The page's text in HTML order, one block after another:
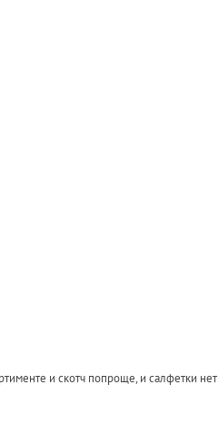
и скотч попроще, и салфетки нет